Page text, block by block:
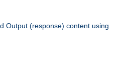
Output (response) content using